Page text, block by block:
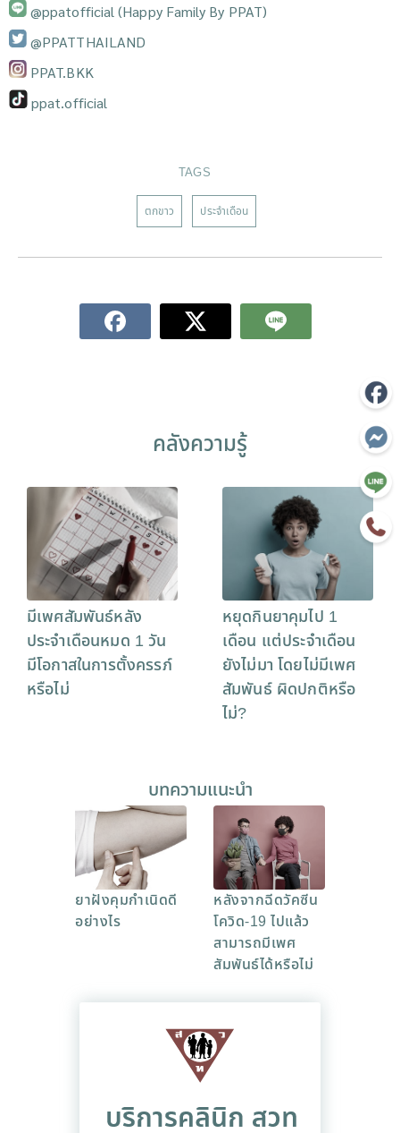
@ppatofficial (Happy Family By PPAT)
@PPATTHAILAND
PPAT.BKK
ppat.official
TAGS
ตกขาว ประจำเดือน
คลังความรู้
มีเพศสัมพันธ์หลัง
ประจำเดือนหมด 1 วัน
มีโอกาสในการตั้งครรภ์
หรือไม่
หยุดกินยาคุมไป 1
เดือน แต่ประจำเดือน
ยังไม่มา โดยไม่มีเพศ
สัมพันธ์ ผิดปกติหรือ
ไม่?
บทความแนะนำ
ยาฝังคุมกำเนิดดี
อย่างไร
หลังจากฉีดวัคซีน
โควิด-19 ไปแล้ว
สามารถมีเพศ
สัมพันธ์ได้หรือไม่